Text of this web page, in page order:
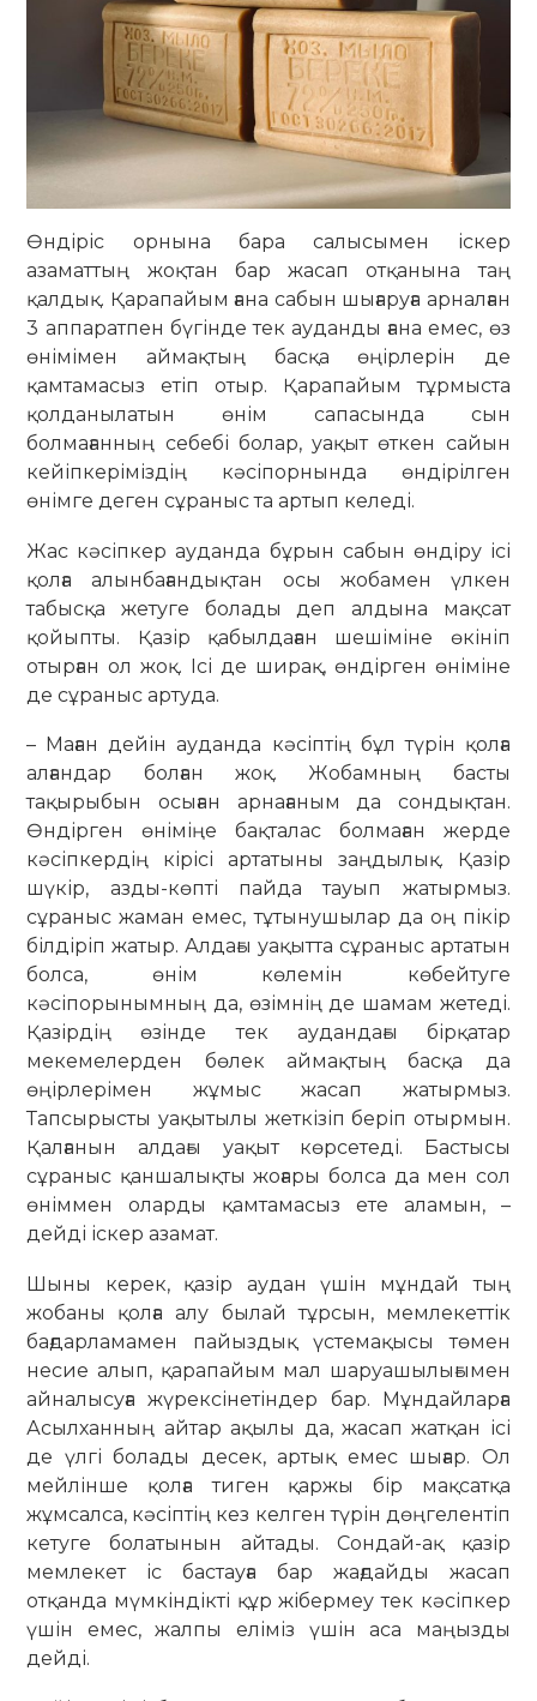
Өндіріс орнына бара салысымен іскер
азаматтың жоқтан бар жасап отқанына таң
қалдық. Қарапайым ғана сабын шығаруға арналған
3 аппаратпен бүгінде тек ауданды ғана емес, өз
өнімімен аймақтың басқа өңірлерін де
қамтамасыз етіп отыр. Қарапайым тұрмыста
қолданылатын өнім сапасында сын
болмағанның себебі болар, уақыт өткен сайын
кейіпкеріміздің кәсіпорнында өндірілген
өнімге деген сұраныс та артып келеді.
Жас кәсіпкер ауданда бұрын сабын өндіру ісі
қолға алынбағандықтан осы жобамен үлкен
табысқа жетуге болады деп алдына мақсат
қойыпты. Қазір қабылдаған шешіміне өкініп
отырған ол жоқ. Ісі де ширақ, өндірген өніміне
де сұраныс артуда.
– Маған дейін ауданда кәсіптің бұл түрін қолға
алғандар болған жоқ. Жобамның басты
тақырыбын осыған арнағаным да сондықтан.
Өндірген өніміңе бақталас болмаған жерде
кәсіпкердің кірісі артатыны заңдылық. Қазір
шүкір, азды-көпті пайда тауып жатырмыз.
сұраныс жаман емес, тұтынушылар да оң пікір
білдіріп жатыр. Алдағы уақытта сұраныс артатын
болса, өнім көлемін көбейтуге
кәсіпорынымның да, өзімнің де шамам жетеді.
Қазірдің өзінде тек аудандағы бірқатар
мекемелерден бөлек аймақтың басқа да
өңірлерімен жұмыс жасап жатырмыз.
Тапсырысты уақытылы жеткізіп беріп отырмын.
Қалғанын алдағы уақыт көрсетеді. Бастысы
сұраныс қаншалықты жоғары болса да мен сол
өніммен оларды қамтамасыз ете аламын, –
дейді іскер азамат.
Шыны керек, қазір аудан үшін мұндай тың
жобаны қолға алу былай тұрсын, мемлекеттік
бағдарламамен пайыздық үстемақысы төмен
несие алып, қарапайым мал шаруашылығымен
айналысуға жүрексінетіндер бар. Мұндайларға
Асылханның айтар ақылы да, жасап жатқан ісі
де үлгі болады десек, артық емес шығар. Ол
мейлінше қолға тиген қаржы бір мақсатқа
жұмсалса, кәсіптің кез келген түрін дөңгелентіп
кетуге болатынын айтады. Сондай-ақ қазір
мемлекет іс бастауға бар жағдайды жасап
отқанда мүмкіндікті құр жібермеу тек кәсіпкер
үшін емес, жалпы еліміз үшін аса маңызды
дейді.